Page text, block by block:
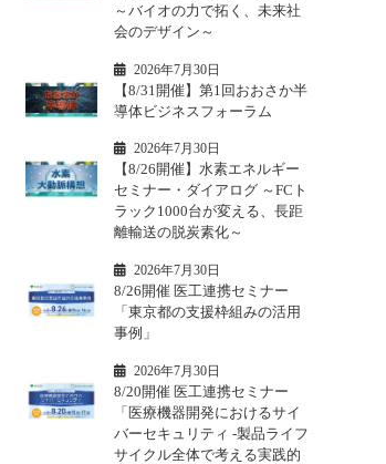
～バイオの力で拓く、未来社
会のデザイン～
2026年7月30日
【8/31開催】第1回おおさか半
導体ビジネスフォーラム
2026年7月30日
【8/26開催】水素エネルギー
セミナー・ダイアログ ～FCト
ラック1000台が変える、長距
離輸送の脱炭素化～
2026年7月30日
8/26開催 医工連携セミナー
「東京都の支援枠組みの活用
事例」
2026年7月30日
8/20開催 医工連携セミナー
「医療機器開発におけるサイ
バーセキュリティ -製品ライフ
サイクル全体で考える実践的